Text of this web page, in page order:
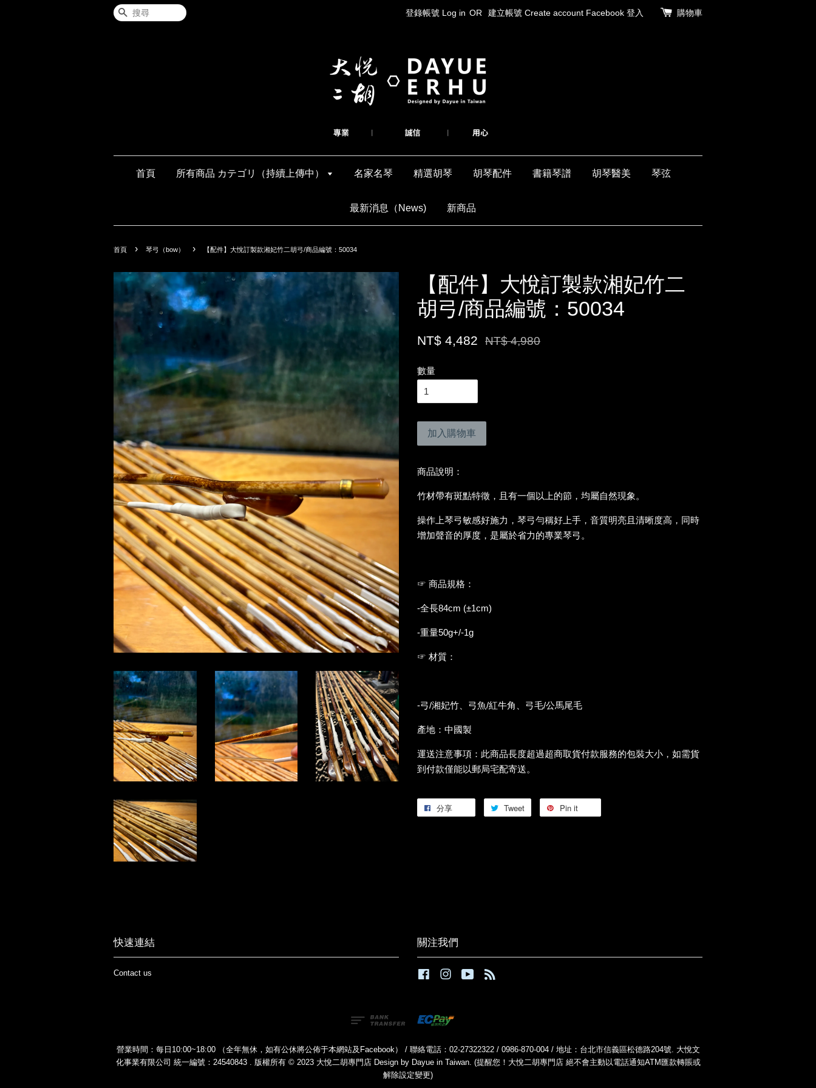
搜尋 登錄帳號 Log in OR 建立帳號 Create account Facebook 登入 購物車
首頁 所有商品 カテゴリ（持續上傳中） 名家名琴 精選胡琴 胡琴配件 書籍琴譜 胡琴醫美 琴弦
最新消息（News) 新商品
首頁 › 琴弓（bow） › 【配件】大悅訂製款湘妃竹二胡弓/商品編號：50034
【配件】大悅訂製款湘妃竹二
胡弓/商品編號：50034
NT$ 4,482 NT$ 4,980
數量
加入購物車
商品說明：
竹材帶有斑點特徵，且有一個以上的節，均屬自然現象。
操作上琴弓敏感好施力，琴弓勻稱好上手，音質明亮且清晰度高，同時
增加聲音的厚度，是屬於省力的專業琴弓。
☞ 商品規格：
-全長84cm (±1cm)
-重量50g+/-1g
☞ 材質：
-弓/湘妃竹、弓魚/紅牛角、弓毛/公馬尾毛
產地：中國製
運送注意事項：此商品長度超過超商取貨付款服務的包裝大小，如需貨
到付款僅能以郵局宅配寄送。
分享 Tweet Pin it
快速連結
Contact us
關注我們
FacebookInstagramYouTube
營業時間：每日10:00~18:00 （全年無休，如有公休將公佈于本網站及Facebook） / 聯絡電話：02-27322322 / 0986-870-004 / 地址：台北市信義區松德路204號. 大悅文
化事業有限公司 統一編號：24540843 . 版權所有 © 2023 大悅二胡專門店 Design by Dayue in Taiwan. (提醒您！大悅二胡專門店 絕不會主動以電話通知ATM匯款轉賬或
解除設定變更)